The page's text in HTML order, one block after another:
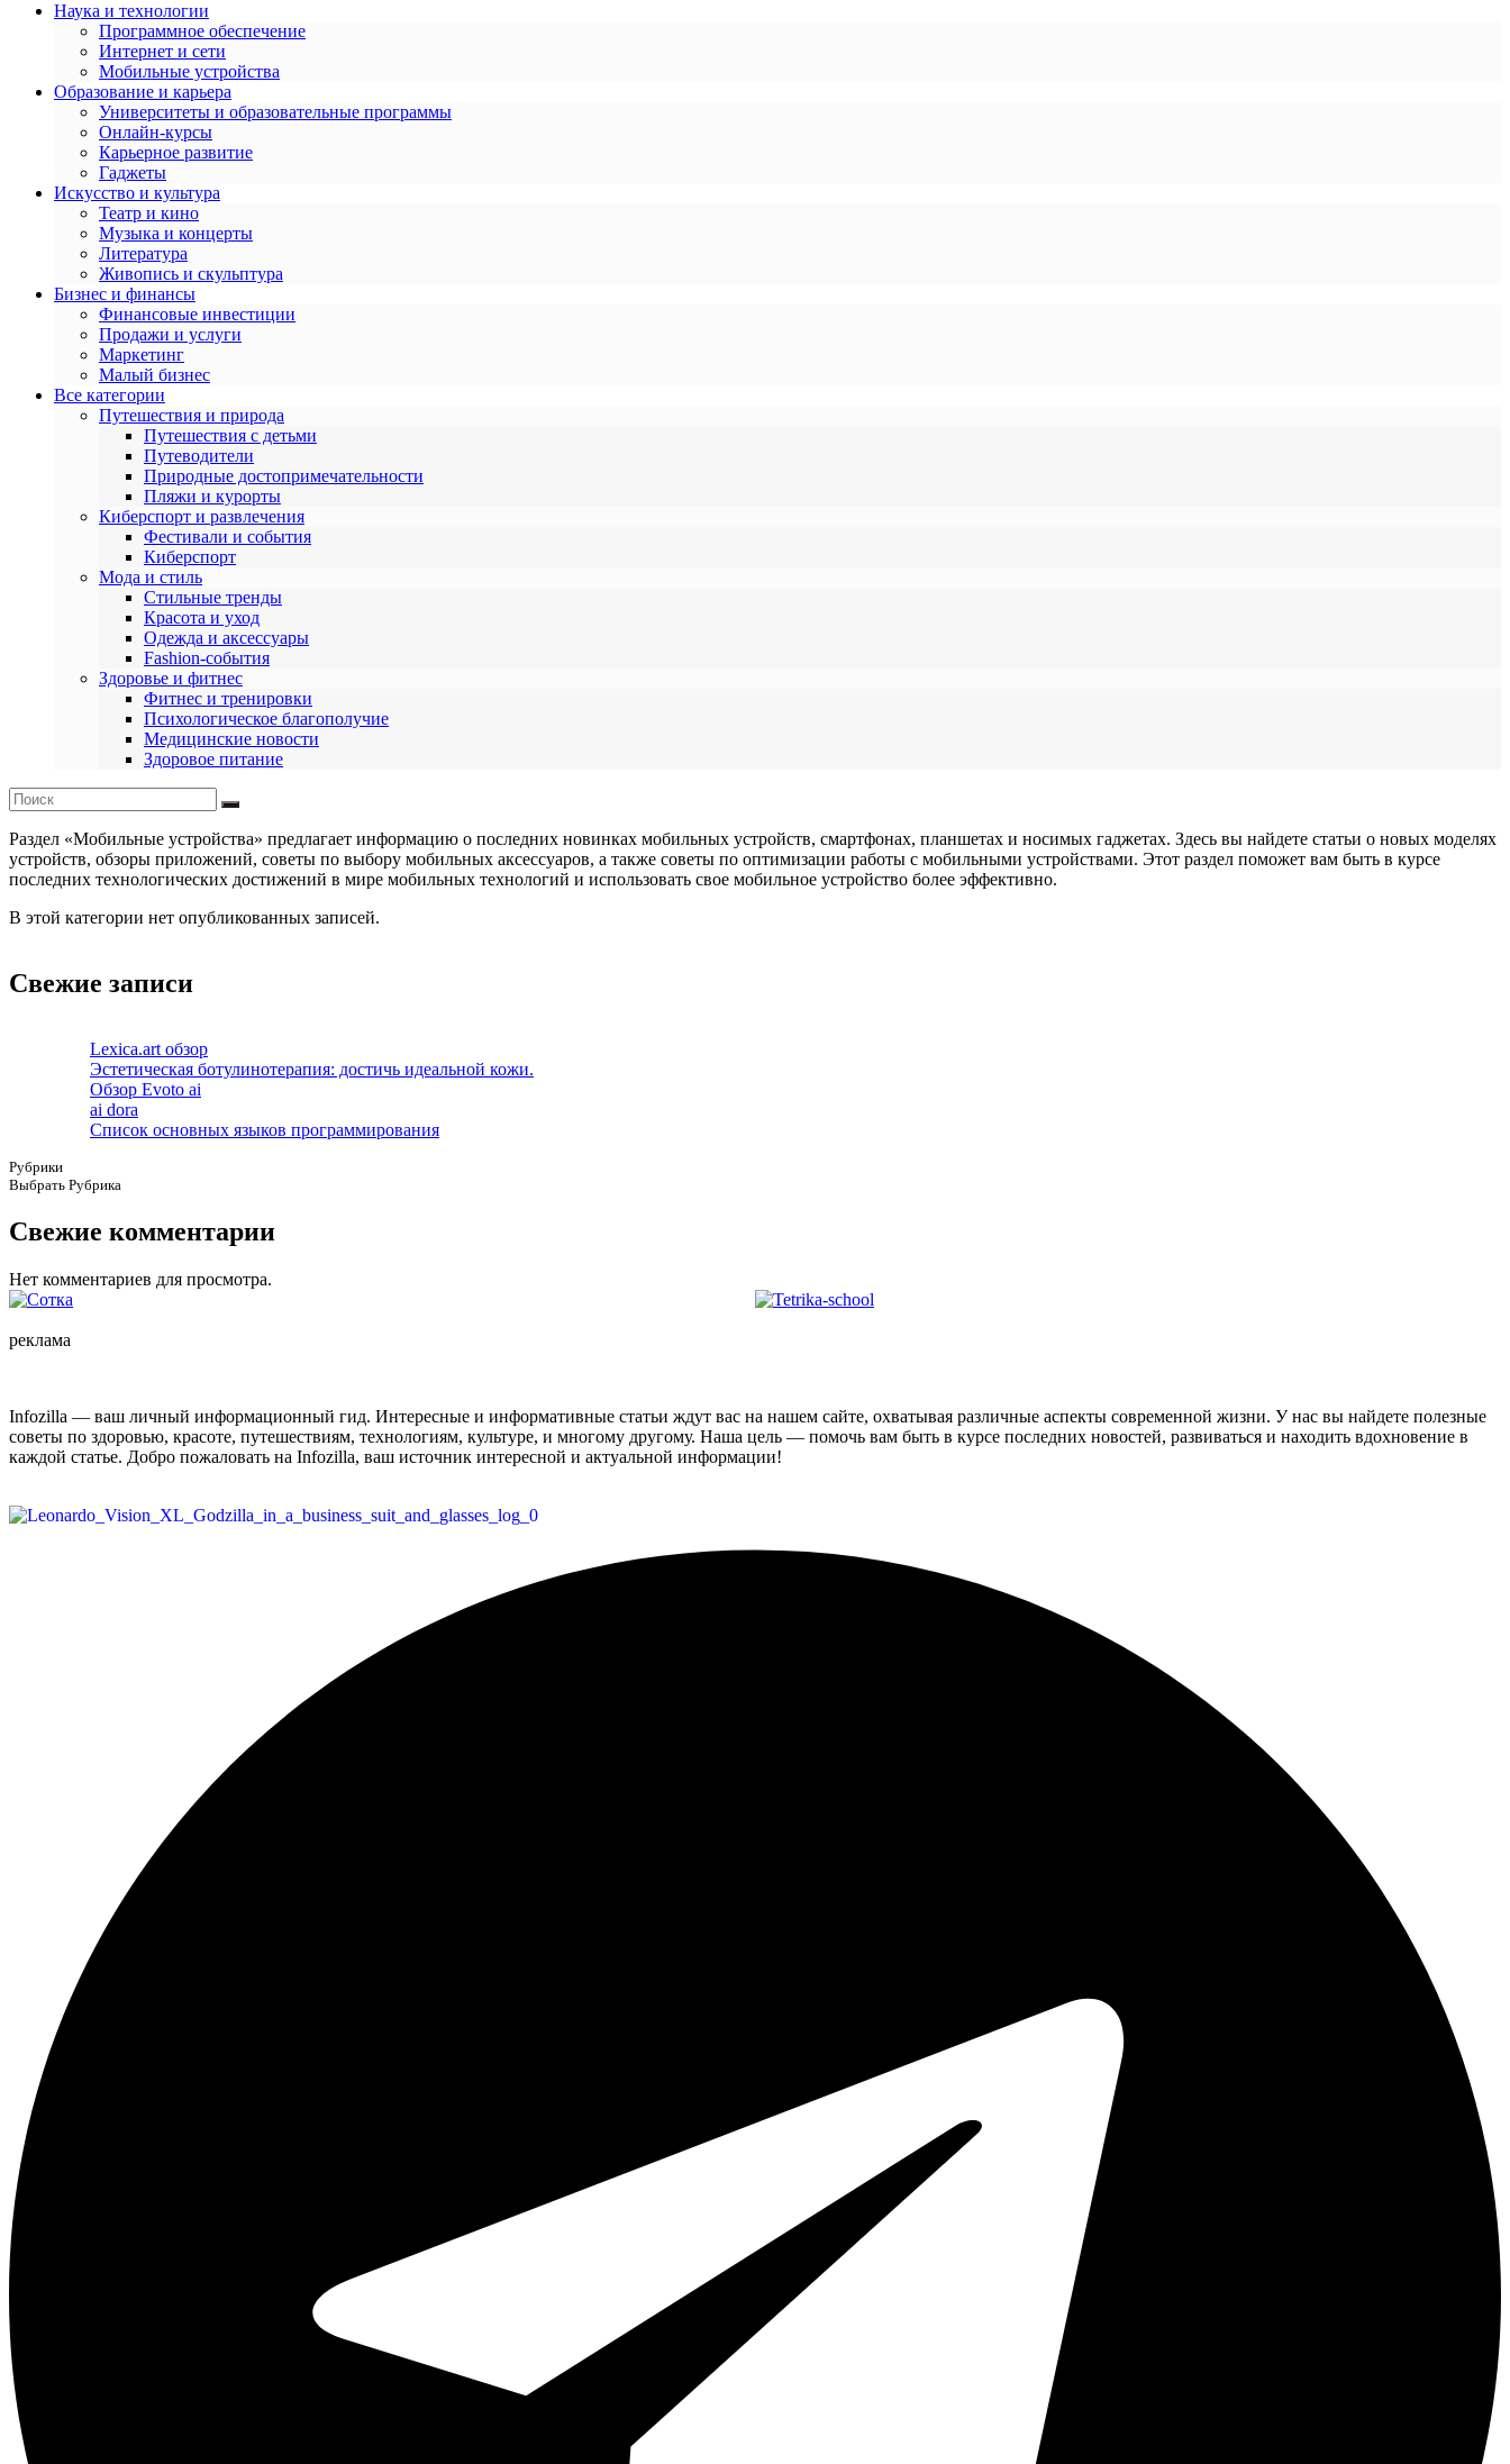
Наука и технологии
Программное обеспечение
Интернет и сети
Мобильные устройства
Образование и карьера
Университеты и образовательные программы
Онлайн-курсы
Карьерное развитие
Гаджеты
Искусство и культура
Театр и кино
Музыка и концерты
Литература
Живопись и скульптура
Бизнес и финансы
Финансовые инвестиции
Продажи и услуги
Маркетинг
Малый бизнес
Все категории
Путешествия и природа
Путешествия с детьми
Путеводители
Природные достопримечательности
Пляжи и курорты
Киберспорт и развлечения
Фестивали и события
Киберспорт
Мода и стиль
Стильные тренды
Красота и уход
Одежда и аксессуары
Fashion-события
Здоровье и фитнес
Фитнес и тренировки
Психологическое благополучие
Медицинские новости
Здоровое питание
Раздел «Мобильные устройства» предлагает информацию о последних новинках мобильных устройств, смартфонах, планшетах и носимых гаджетах. Здесь вы найдете статьи о новых моделях
устройств, обзоры приложений, советы по выбору мобильных аксессуаров, а также советы по оптимизации работы с мобильными устройствами. Этот раздел поможет вам быть в курсе
последних технологических достижений в мире мобильных технологий и использовать свое мобильное устройство более эффективно.
В этой категории нет опубликованных записей.
Свежие записи
Lexica.art обзор
Эстетическая ботулинотерапия: достичь идеальной кожи.
Обзор Evoto ai
ai dora
Список основных языков программирования
Рубрики
Выбрать Рубрика
Свежие комментарии
Нет комментариев для просмотра.
реклама
Infozilla — ваш личный информационный гид. Интересные и информативные статьи ждут вас на нашем сайте, охватывая различные аспекты современной жизни. У нас вы найдете полезные
советы по здоровью, красоте, путешествиям, технологиям, культуре, и многому другому. Наша цель — помочь вам быть в курсе последних новостей, развиваться и находить вдохновение в
каждой статье. Добро пожаловать на Infozilla, ваш источник интересной и актуальной информации!